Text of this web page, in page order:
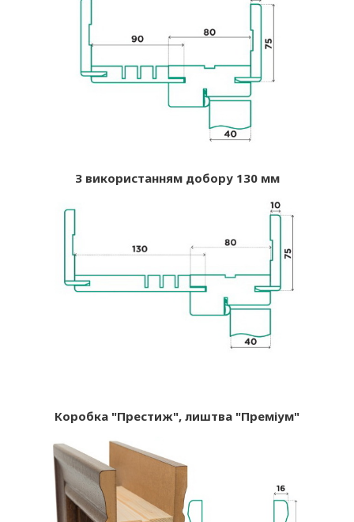
З використанням добору 130 мм
Коробка "Престиж", лиштва "Преміум"